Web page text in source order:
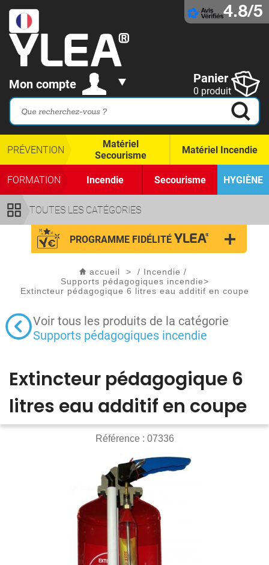
4.8/5
Mon compte Panier
0 produit
TOUTES LES CATÉGORIES
PRÉVENTION
Matériel
Secourisme
Matériel Incendie
FORMATION Incendie Secourisme HYGIÈNE
PROGRAMME FIDÉLITÉ
accueil > / Incendie /
Supports pédagogiques incendie>
Extincteur pédagogique 6 litres eau additif en coupe
Voir tous les produits de la catégorie
Supports pédagogiques incendie
Extincteur pédagogique 6
litres eau additif en coupe
Référence : 07336